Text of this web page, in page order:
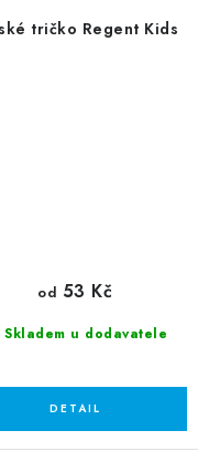
Dětské tričko Regent Kids
Skladem u dodavatele
od 53 Kč